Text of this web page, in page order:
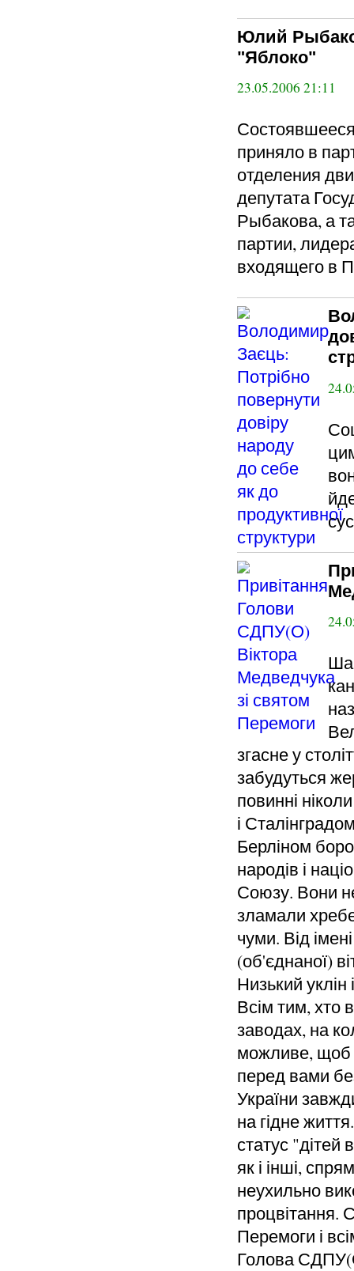
Юлий
"Яблоко"
23.05.2006 21:11
приняло в
отделения
депутата
Рыбакова, а
партии,
входящего в
згасне у
забудуться
повинні
і
Берліном
народів і
Союзу. Вони
зламали
чуми. Від
(об'єднаної)
Низький
Всім тим, хто
заводах, на
можливе, щоб
перед вами
України
на гідне
статус "дітей
як і інші,
неухильно
процвітання.
Перемоги і
Голова